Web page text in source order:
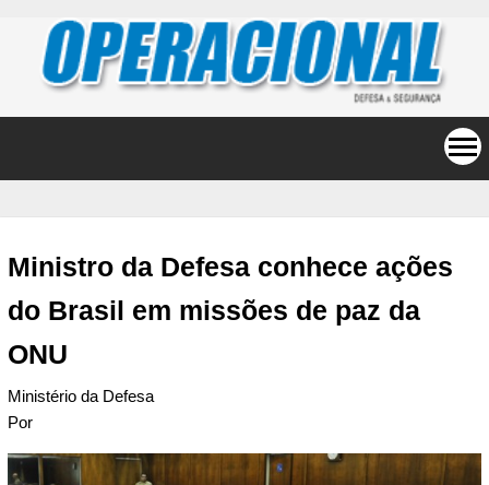
Ministro da Defesa conhece ações
do Brasil em missões de paz da
ONU
Ministério da Defesa
Por